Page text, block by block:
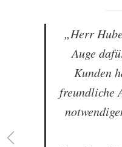
„Herr
Auge
Kunden
freundliche